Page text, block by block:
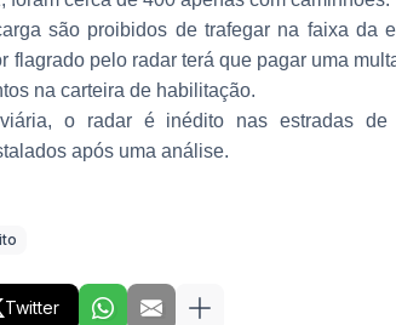
são proibidos de trafegar na faixa da
flagrado pelo radar terá que pagar uma
na carteira de habilitação.
o radar é inédito nas estradas
após uma análise.
Twitter